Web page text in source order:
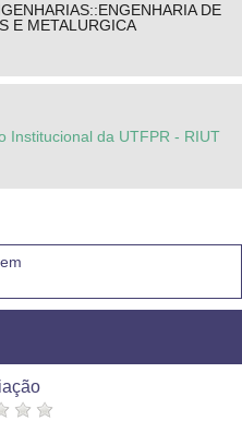
DE
E METALURGICA
Institucional da UTFPR - RIUT